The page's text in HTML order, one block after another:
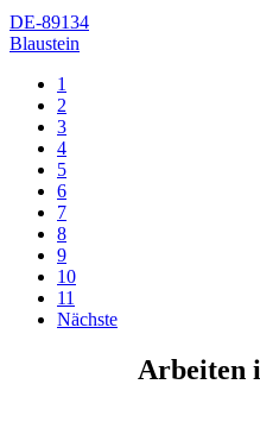
DE-89134
Blaustein
1
2
3
4
5
6
7
8
9
10
11
Nächste
Arbeiten